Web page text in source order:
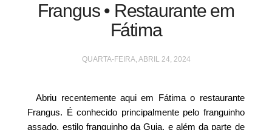
Frangus • Restaurante em
Fátima
QUARTA-FEIRA, ABRIL 24, 2024
Abriu recentemente aqui em Fátima o restaurante
Frangus. É conhecido principalmente pelo franguinho
assado, estilo franguinho da Guia, e além da parte de